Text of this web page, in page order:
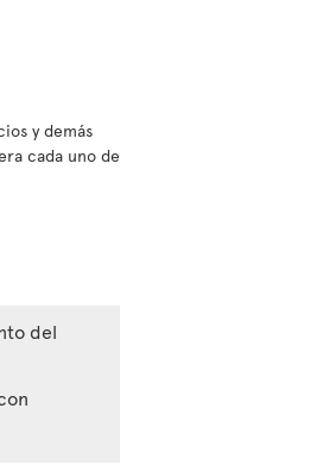
y demás
cada uno de
del